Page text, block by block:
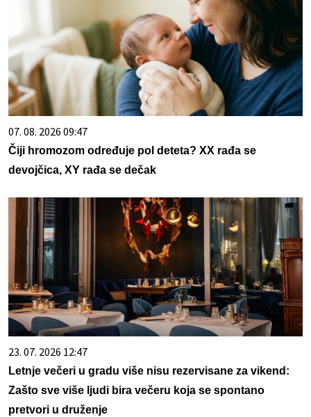
07. 08. 2026 09:47
Čiji hromozom određuje pol deteta? XX rađa se
devojčica, XY rađa se dečak
23. 07. 2026 12:47
Letnje večeri u gradu više nisu rezervisane za vikend:
Zašto sve više ljudi bira večeru koja se spontano
pretvori u druženje